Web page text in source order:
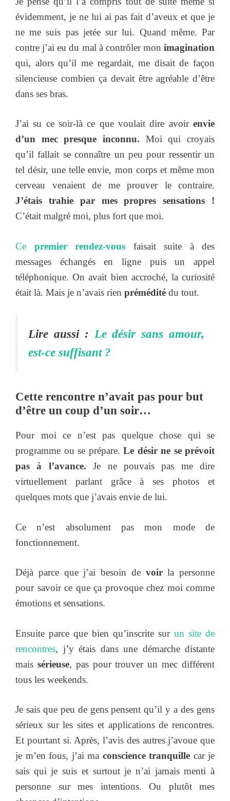
évidemment, je ne lui ai pas fait d’aveux et que je
ne me suis pas jetée sur lui. Quand même. Par
contre j’ai eu du mal à contrôler mon imagination
qui, alors qu’il me regardait, me disait de façon
silencieuse combien ça devait être agréable d’être
dans ses bras.
J’ai su ce soir-là ce que voulait dire avoir envie
d’un mec presque inconnu. Moi qui croyais
qu’il fallait se connaître un peu pour ressentir un
tel désir, une telle envie, mon corps et même mon
cerveau venaient de me prouver le contraire.
J’étais trahie par mes propres sensations !
C’était malgré moi, plus fort que moi.
Ce premier rendez-vous faisait suite à des
messages échangés en ligne puis un appel
téléphonique. On avait bien accroché, la curiosité
était là. Mais je n’avais rien prémédité du tout.
Lire aussi : Le désir sans amour,
est-ce suffisant ?
Cette rencontre n’avait pas pour but
d’être un coup d’un soir…
Pour moi ce n’est pas quelque chose qui se
programme ou se prépare. Le désir ne se prévoit
pas à l’avance.Je ne pouvais pas me dire
virtuellement parlant grâce à ses photos et
quelques mots que j’avais envie de lui.
Ce n’est absolument pas mon mode de
fonctionnement.
Déjà parce que j’ai besoin de voirla personne
pour savoir ce que ça provoque chez moi comme
émotions et sensations.
Ensuite parce que bien qu’inscrite sur un site de
rencontres, j’y étais dans une démarche distante
mais sérieuse, pas pour trouver un mec différent
tous les weekends.
Je sais que peu de gens pensent qu’il y a des gens
sérieux sur les sites et applications de rencontres.
Et pourtant si. Après, l’avis des autres j’avoue que
je m’en fous, j’ai ma conscience tranquille car je
sais qui je suis et surtout je n’ai jamais menti à
personne sur mes intentions. Ou plutôt mes